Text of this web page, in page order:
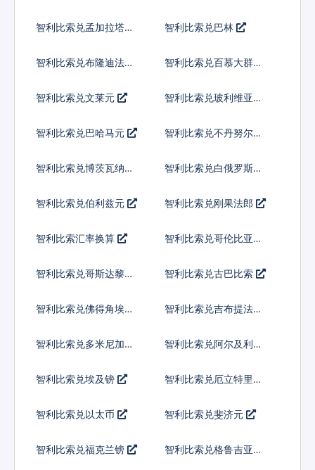
智利比索兑孟加拉塔卡 智利比索兑巴林
智利比索兑布隆迪法郎
智利比索兑百慕大群岛
智利比索兑文莱元 智利比索兑玻利维亚诺
智利比索兑巴哈马元
智利比索兑不丹努尔特
智利比索兑博茨瓦纳普
智利比索兑白俄罗斯卢
智利比索兑伯利兹元 智利比索兑刚果法郎
智利比索汇率换算
智利比索兑哥伦比亚比
智利比索兑哥斯达黎加
智利比索兑古巴比索
智利比索兑佛得角埃斯
智利比索兑吉布提法郎
智利比索兑多米尼加比
智利比索兑阿尔及利亚
智利比索兑埃及镑
智利比索兑厄立特里亚
智利比索兑以太币 智利比索兑斐济元
智利比索兑福克兰镑
智利比索兑格鲁吉亚拉